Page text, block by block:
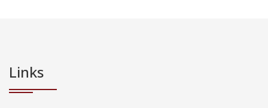
Links